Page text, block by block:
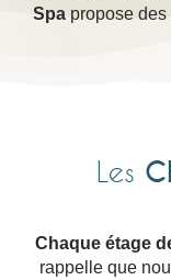
Spa propose
Les
Chaque étage
rappelle que